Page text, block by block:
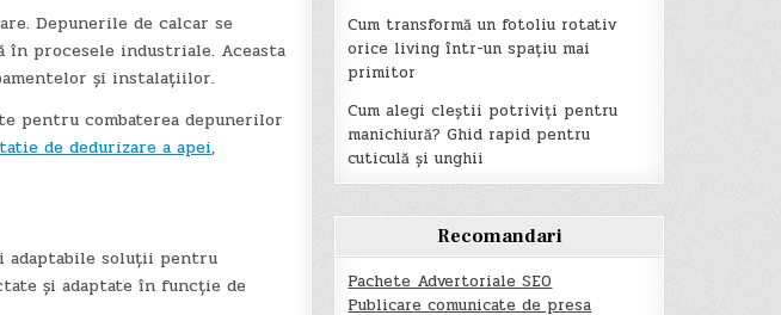
Depunerile de calcar se
în procesele industriale. Aceasta
și instalațiilor.
pentru combaterea depunerilor
de dedurizare a apei,
adaptabile soluții pentru
și adaptate în funcție de
Cum transformă un fotoliu rotativ
orice living într-un spațiu mai
primitor
Cum alegi cleștii potriviți pentru
manichiură? Ghid rapid pentru
cuticulă și unghii
Recomandari
Pachete Advertoriale SEO
Publicare comunicate de presa